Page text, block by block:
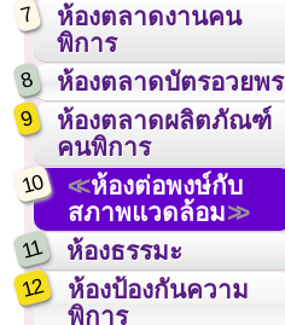
7
ห้องตลาดงานคน
พิการ
8 ห้องตลาดบัตรอวยพร
9
ห้องตลาดผลิตภัณฑ์
คนพิการ
10
ห้องต่อพงษ์กับ
สภาพแวดล้อม
11 ห้องธรรมะ
12
ห้องป้องกันความ
พิการ